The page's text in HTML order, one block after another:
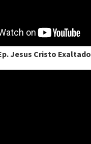
Jesus Cristo Exaltado